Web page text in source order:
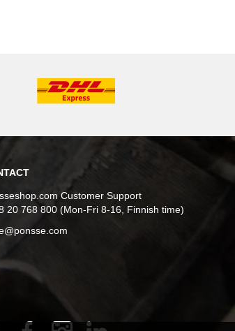
Customer Support
20 768 800 (Mon-Fri 8-16, Finnish time)